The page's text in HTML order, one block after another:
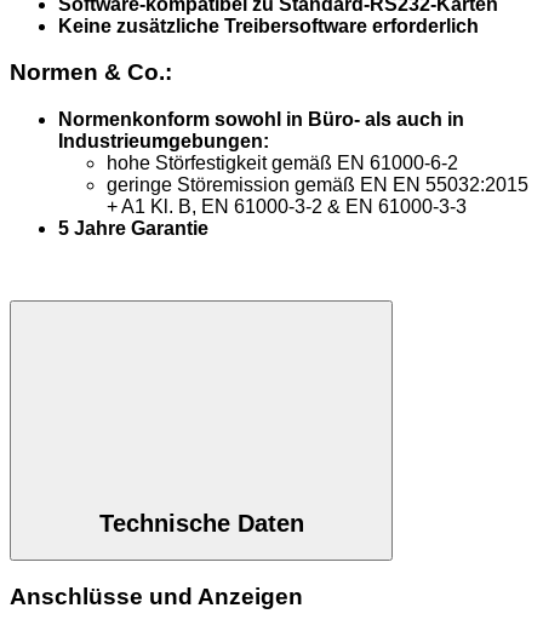
Keine zusätzliche Treibersoftware erforderlich
Normen & Co.:
Normenkonform sowohl in Büro- als auch in
Industrieumgebungen:
hohe Störfestigkeit gemäß EN 61000-6-2
geringe Störemission gemäß EN EN 55032:2015
+ A1 Kl. B, EN 61000-3-2 & EN 61000-3-3
5 Jahre Garantie
Technische Daten
Anschlüsse und Anzeigen